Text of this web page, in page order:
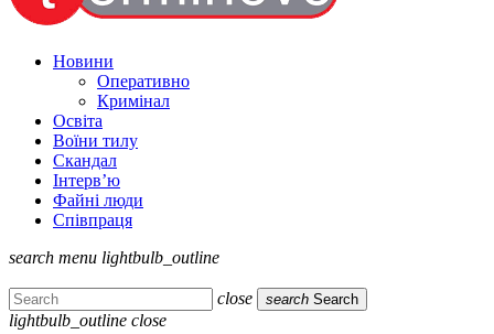
Новини
Оперативно
Кримінал
Освіта
Воїни тилу
Скандал
Інтерв’ю
Файні люди
Співпраця
search menu lightbulb_outline
close search Search
lightbulb_outline close